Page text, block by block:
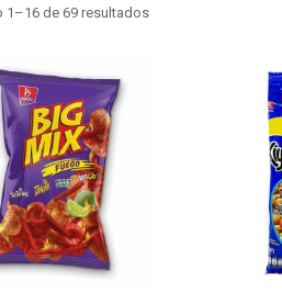
1–16 de 69 resultados